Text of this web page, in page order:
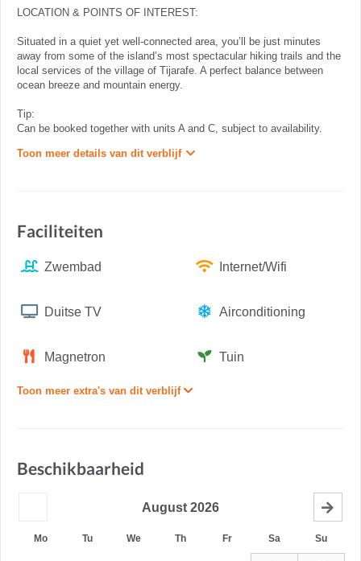
LOCATION & POINTS OF INTEREST:
Situated in a quiet yet well-connected area, you’ll be just minutes
away from some of the island’s most spectacular hiking trails and the
local services of the village of Tijarafe. A perfect balance between
ocean breeze and mountain energy.
Tip:
Can be booked together with units A and C, subject to availability.
Toon meer details van dit verblijf
Faciliteiten
Zwembad Internet/Wifi
Duitse TV Airconditioning
Magnetron Tuin
Toon meer extra's van dit verblijf
Beschikbaarheid
August 2026
Mo Tu We Th Fr Sa Su